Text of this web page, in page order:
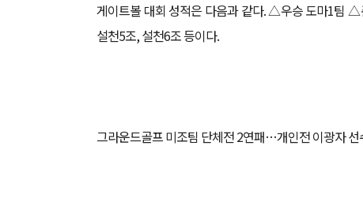
게이트볼 대회 성적은 다음과 같다. △우승 도마1팀
설천5조, 설천6조 등이다.
그라운드골프 미조팀 단체전 2연패…개인전 이광자 선